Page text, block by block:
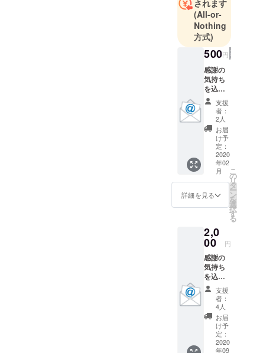
（去年鎖骨
を折りまし
た）が趣味
です。
よろしくお
願い致しま
されます
(All-or-
Nothing
方式)
500円
感謝の
気持ち
を込め
てお礼
のメッ
セージ
を送ら
せてい
ただき
ます。
支援
者：
2人
お届
け予
定：
2020
年02
月
詳細を見る
こ
の
リ
タ
ー
ン
を
選
択
す
る
2,0
00 円
感謝の
気持ち
を込め
てお礼
のメッ
セージ
と、大
会当日
の様子
の写真
支援
者：
4人
お届
け予
定：
2020
年09